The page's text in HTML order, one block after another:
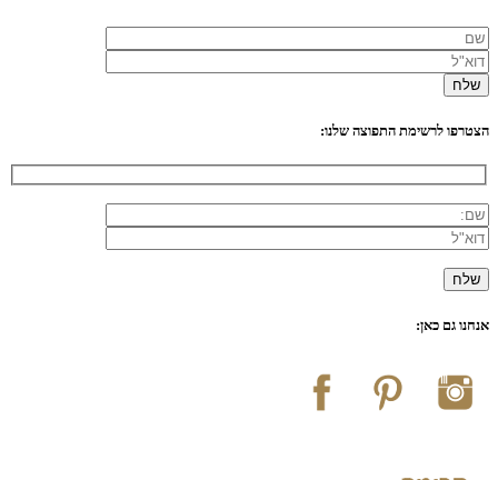
הצטרפו לרשימת התפוצה שלנו:
אנחנו גם כאן: